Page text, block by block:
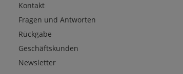
Kontakt
Fragen und Antworten
Rückgabe
Geschäftskunden
Newsletter